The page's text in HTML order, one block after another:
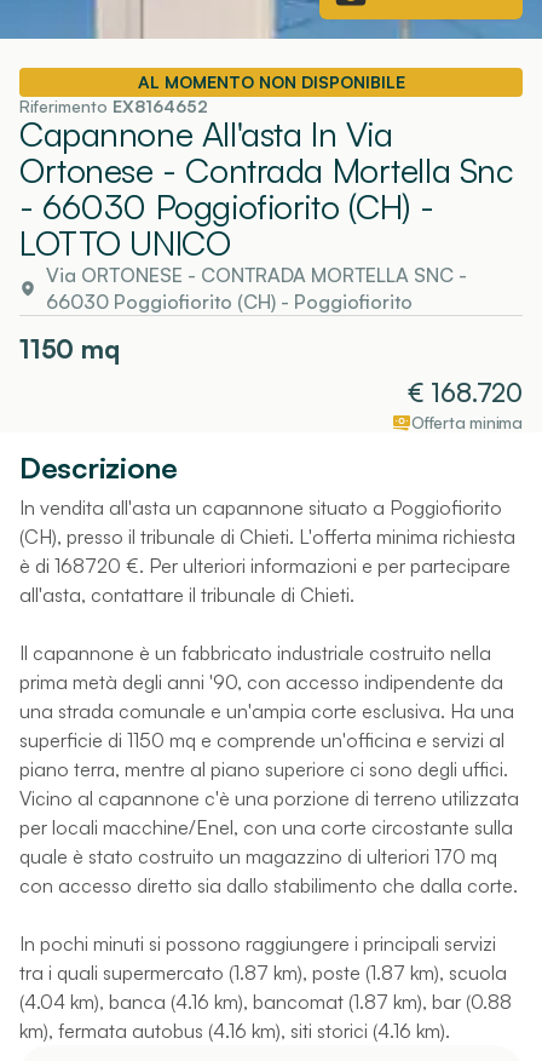
AL MOMENTO NON DISPONIBILE
Riferimento EX8164652
Capannone All'asta In Via
Ortonese - Contrada Mortella Snc
- 66030 Poggiofiorito (CH) -
LOTTO UNICO
Via ORTONESE - CONTRADA MORTELLA SNC -
66030 Poggiofiorito (CH) - Poggiofiorito
1150 mq
€ 168.720
Offerta minima
Descrizione
In vendita all'asta un capannone situato a Poggiofiorito
(CH), presso il tribunale di Chieti. L'offerta minima richiesta
è di 168720 €. Per ulteriori informazioni e per partecipare
all'asta, contattare il tribunale di Chieti.
Il capannone è un fabbricato industriale costruito nella
prima metà degli anni '90, con accesso indipendente da
una strada comunale e un'ampia corte esclusiva. Ha una
superficie di 1150 mq e comprende un'officina e servizi al
piano terra, mentre al piano superiore ci sono degli uffici.
Vicino al capannone c'è una porzione di terreno utilizzata
per locali macchine/Enel, con una corte circostante sulla
quale è stato costruito un magazzino di ulteriori 170 mq
con accesso diretto sia dallo stabilimento che dalla corte.
In pochi minuti si possono raggiungere i principali servizi
tra i quali supermercato (1.87 km), poste (1.87 km), scuola
(4.04 km), banca (4.16 km), bancomat (1.87 km), bar (0.88
km), fermata autobus (4.16 km), siti storici (4.16 km).